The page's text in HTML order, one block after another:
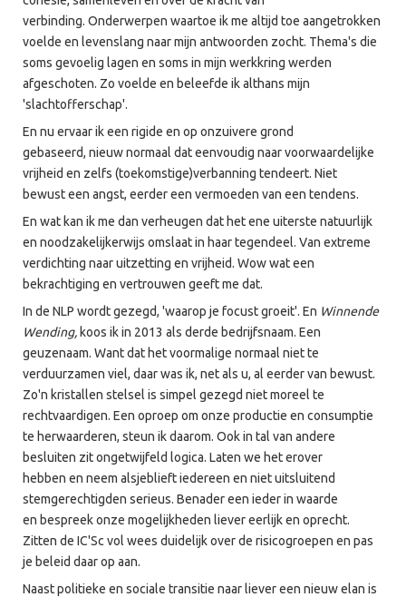
verbinding. Onderwerpen waartoe ik me altijd toe aangetrokken
voelde en levenslang naar mijn antwoorden zocht. Thema's die
soms gevoelig lagen en soms in mijn werkkring werden
afgeschoten. Zo voelde en beleefde ik althans mijn
'slachtofferschap'.
En nu ervaar ik een rigide en op onzuivere grond
gebaseerd, nieuw normaal dat eenvoudig naar voorwaardelijke
vrijheid en zelfs (toekomstige)verbanning tendeert. Niet
bewust een angst, eerder een vermoeden van een tendens.
En wat kan ik me dan verheugen dat het ene uiterste natuurlijk
en noodzakelijkerwijs omslaat in haar tegendeel. Van extreme
verdichting naar uitzetting en vrijheid. Wow wat een
bekrachtiging en vertrouwen geeft me dat.
In de NLP wordt gezegd, 'waarop je focust groeit'. En Winnende
Wending, koos ik in 2013 als derde bedrijfsnaam. Een
geuzenaam. Want dat het voormalige normaal niet te
verduurzamen viel, daar was ik, net als u, al eerder van bewust.
Zo'n kristallen stelsel is simpel gezegd niet moreel te
rechtvaardigen. Een oproep om onze productie en consumptie
te herwaarderen, steun ik daarom. Ook in tal van andere
besluiten zit ongetwijfeld logica. Laten we het erover
hebben en neem alsjeblieft iedereen en niet uitsluitend
stemgerechtigden serieus. Benader een ieder in waarde
en bespreek onze mogelijkheden liever eerlijk en oprecht.
Zitten de IC'Sc vol wees duidelijk over de risicogroepen en pas
je beleid daar op aan.
Naast politieke en sociale transitie naar liever een nieuw elan is